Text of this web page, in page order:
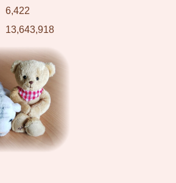
6,422
13,643,918